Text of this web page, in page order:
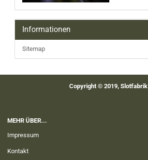
Informationen
Sitemap
Copyright © 2019, Slotfabrik
MEHR ÜBER...
Impressum
Kontakt